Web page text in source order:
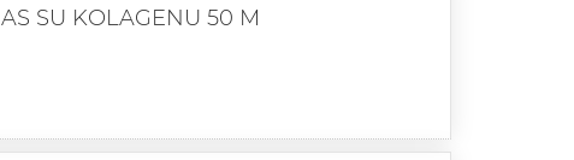
SU KOLAGENU 50 M